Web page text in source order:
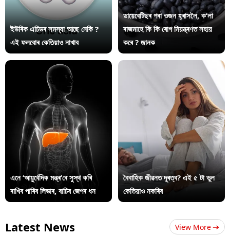
ইউৰিক এচিডৰ সমস্যা আছে নেকি ?
এই ফলবোৰ কেতিয়াও নাখাব
ডায়েবেটিছৰ পৰা ওজন হ্ৰাসলৈ, ক’লা
ৰাজমাহে কি কি ৰোগ নিয়ন্ত্ৰণত সহায়
কৰে ? জানক
এনে ‘আয়ুৰ্বেদিক মন্ত্ৰ’ৰে সুস্থ কৰি
ৰাখিব পাৰিব লিভাৰ, বাচিব জেপৰ ধন
বৈবাহিক জীৱনত দূৰত্ব? এই ৫ টা ভুল
কেতিয়াও নকৰিব
Latest News View More